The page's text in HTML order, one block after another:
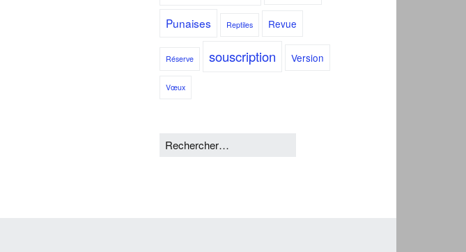
Punaises Reptiles Revue
Réserve souscription Version
Vœux